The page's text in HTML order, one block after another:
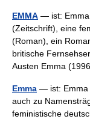
EMMA — ist: Emma
(Zeitschrift), eine
(Roman), ein
britische
Austen Emma
Emma — ist: Emma
auch zu
feministische